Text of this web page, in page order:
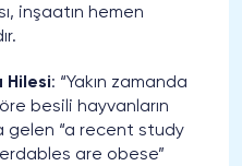
inşaatın hemen
Hilesi: “Yakın zamanda
besili hayvanların
gelen “a recent study
are obese”